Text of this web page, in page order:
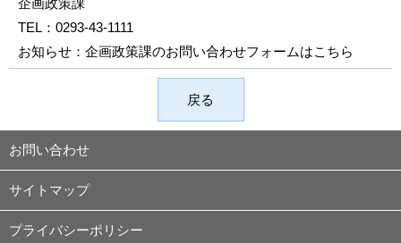
企画政策課
TEL： 0293-43-1111
お知らせ： 企画政策課のお問い合わせフォームはこちら
戻る
お問い合わせ
サイトマップ
プライバシーポリシー